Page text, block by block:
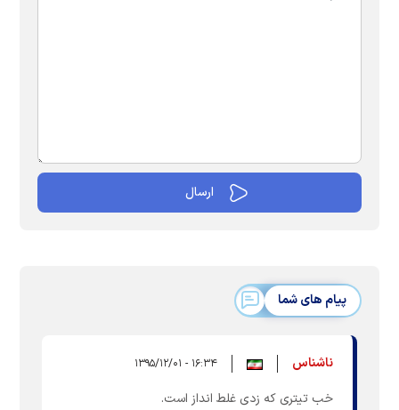
پیام های شما
ناشناس ۱۶:۳۴ - ۱۳۹۵/۱۲/۰۱
خب تیتری که زدی غلط انداز است.